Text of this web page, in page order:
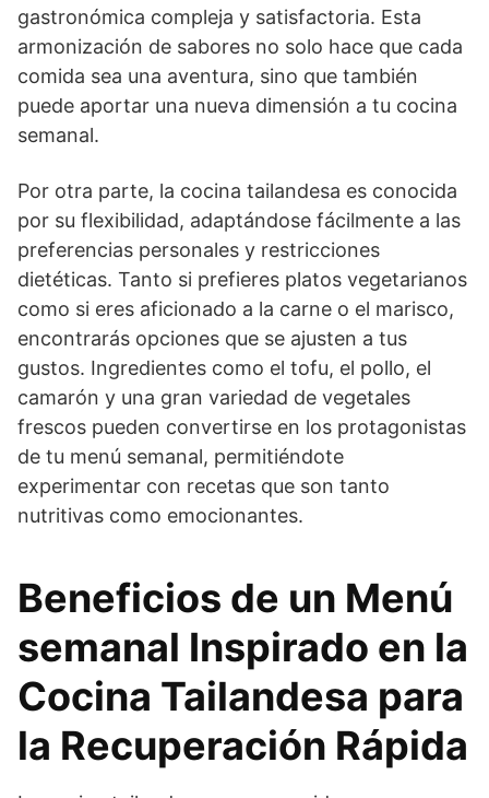
gastronómica compleja y satisfactoria. Esta
armonización de sabores no solo hace que cada
comida sea una aventura, sino que también
puede aportar una nueva dimensión a tu cocina
semanal.
Por otra parte, la cocina tailandesa es conocida
por su flexibilidad, adaptándose fácilmente a las
preferencias personales y restricciones
dietéticas. Tanto si prefieres platos vegetarianos
como si eres aficionado a la carne o el marisco,
encontrarás opciones que se ajusten a tus
gustos. Ingredientes como el tofu, el pollo, el
camarón y una gran variedad de vegetales
frescos pueden convertirse en los protagonistas
de tu menú semanal, permitiéndote
experimentar con recetas que son tanto
nutritivas como emocionantes.
Beneficios de un Menú
semanal Inspirado en la
Cocina Tailandesa para
la Recuperación Rápida